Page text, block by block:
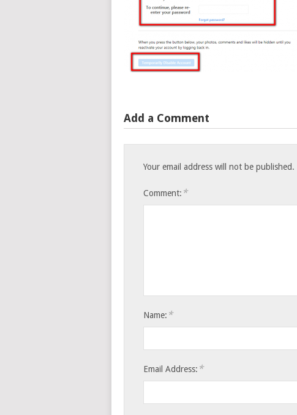
Add a Comment
Your email address will not be published.
Comment: *
Name: *
Email Address: *